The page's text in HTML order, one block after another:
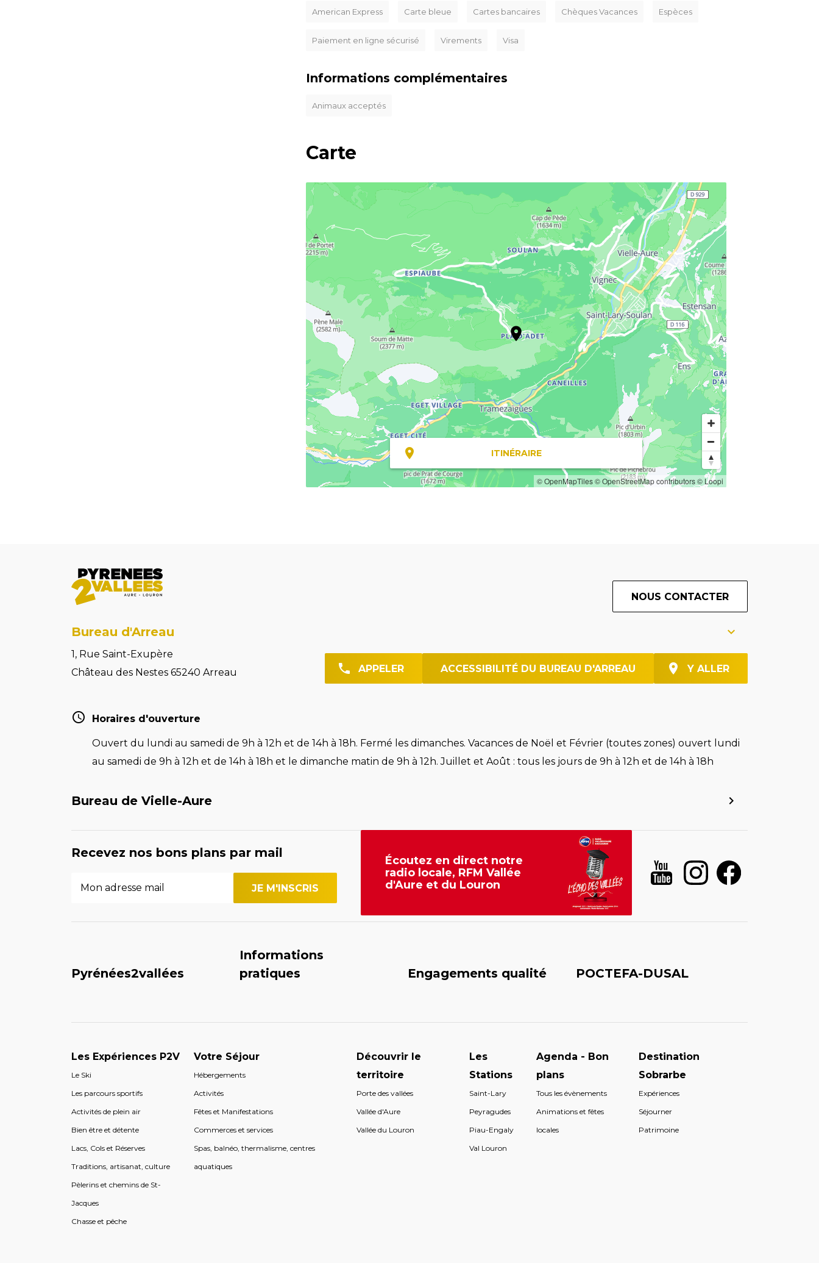
American Express Carte bleue Cartes bancaires Chèques Vacances Espèces
Paiement en ligne sécurisé Virements Visa
Informations complémentaires
Animaux acceptés
Carte
ITINÉRAIRE
© OpenMapTiles© OpenStreetMap contributors© Loopi
NOUS CONTACTER
Bureau d'Arreau
1, Rue Saint-Exupère
Château des Nestes 65240 Arreau
APPELER ACCESSIBILITÉ DU BUREAU D'ARREAU Y ALLER
Horaires d'ouverture
Ouvert du lundi au samedi de 9h à 12h et de 14h à 18h. Fermé les dimanches. Vacances de Noël et Février (toutes zones) ouvert lundi
au samedi de 9h à 12h et de 14h à 18h et le dimanche matin de 9h à 12h. Juillet et Août : tous les jours de 9h à 12h et de 14h à 18h
Bureau de Vielle-Aure
Recevez nos bons plans par mail
Écoutez en direct notre
radio locale, RFM Vallée
d'Aure et du Louron
Pyrénées2vallées
Informations
pratiques
Engagements qualité POCTEFA-DUSAL
Les Expériences P2V
Le Ski
Les parcours sportifs
Activités de plein air
Bien être et détente
Lacs, Cols et Réserves
Traditions, artisanat, culture
Pèlerins et chemins de St-
Jacques
Chasse et pêche
Votre Séjour
Hébergements
Activités
Fêtes et Manifestations
Commerces et services
Spas, balnéo, thermalisme, centres
aquatiques
Découvrir le
territoire
Porte des vallées
Vallée d'Aure
Vallée du Louron
Les
Stations
Saint-Lary
Peyragudes
Piau-Engaly
Val Louron
Agenda - Bon
plans
Tous les évènements
Animations et fêtes
locales
Destination
Sobrarbe
Expériences
Séjourner
Patrimoine